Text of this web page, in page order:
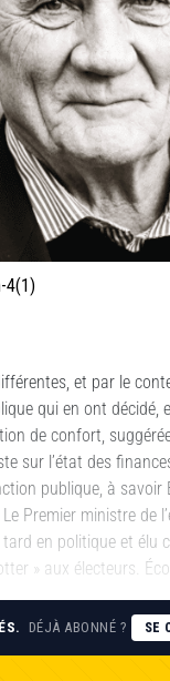
4(1)
et par le
qui en ont décidé,
de confort,
sur l’état des
publique, à
Premier ministre de
en politique et élu
» aux électeurs.
DÉJÀ ABONNÉ ? SE